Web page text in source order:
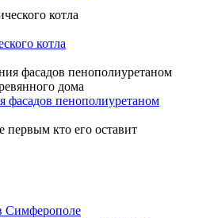
котла
дома
фасадов пенополиуретаном
первым кто его оставит
Симферополе